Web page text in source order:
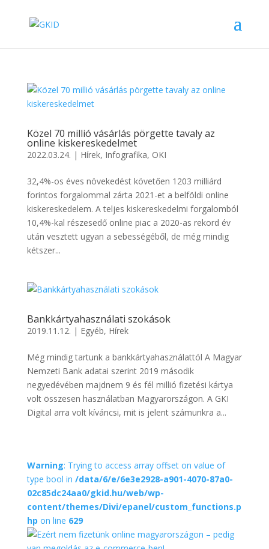
Közel 70 millió vásárlás pörgette tavaly az
online kiskereskedelmet
2022.03.24. | Hírek, Infografika, OKI
32,4%-os éves növekedést követően 1203 milliárd
forintos forgalommal zárta 2021-et a belföldi online
kiskereskedelem. A teljes kiskereskedelmi forgalomból
10,4%-kal részesedő online piac a 2020-as rekord év
után vesztett ugyan a sebességéből, de még mindig
kétszer...
Bankkártyahasználati szokások
2019.11.12. | Egyéb, Hírek
Még mindig tartunk a bankkártyahasználattól A Magyar
Nemzeti Bank adatai szerint 2019 második
negyedévében majdnem 9 és fél millió fizetési kártya
volt összesen használatban Magyarországon. A GKI
Digital arra volt kíváncsi, mit is jelent számunkra a...
Warning: Trying to access array offset on value of
type bool in /data/6/e/6e3e2928-a901-4070-87a0-
02c85dc24aa0/gkid.hu/web/wp-
content/themes/Divi/epanel/custom_functions.p
hp on line 629